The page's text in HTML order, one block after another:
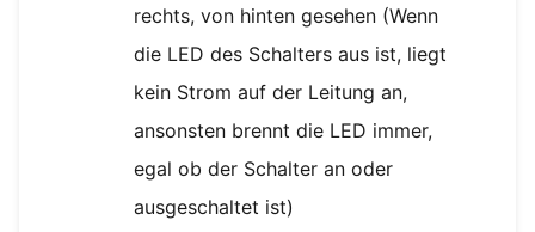
rechts, von hinten gesehen (Wenn
die LED des Schalters aus ist, liegt
kein Strom auf der Leitung an,
ansonsten brennt die LED immer,
egal ob der Schalter an oder
ausgeschaltet ist)